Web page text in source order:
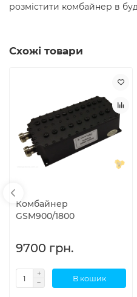
розмістити комбайнер в
Схожі товари
Комбайнер
GSM900/1800
9700 грн.
В кошик